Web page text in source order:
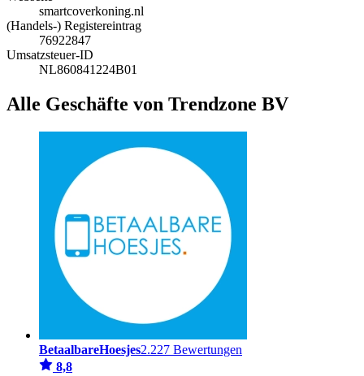
smartcoverkoning.nl
(Handels-) Registereintrag
76922847
Umsatzsteuer-ID
NL860841224B01
Alle Geschäfte von Trendzone BV
BetaalbareHoesjes2.227 Bewertungen
8,8